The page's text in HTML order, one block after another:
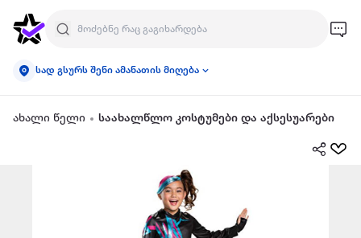
სად გსურს შენი ამანათის მიღება
ახალი წელი საახალწლო კოსტუმები და აქსესუარები